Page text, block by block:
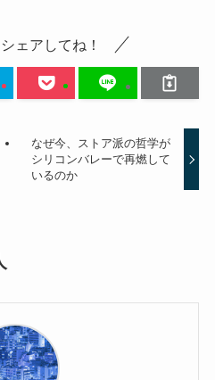
ェアしてね！
なぜ今、ストア派の哲学が
シリコンバレーで再燃して
いるのか